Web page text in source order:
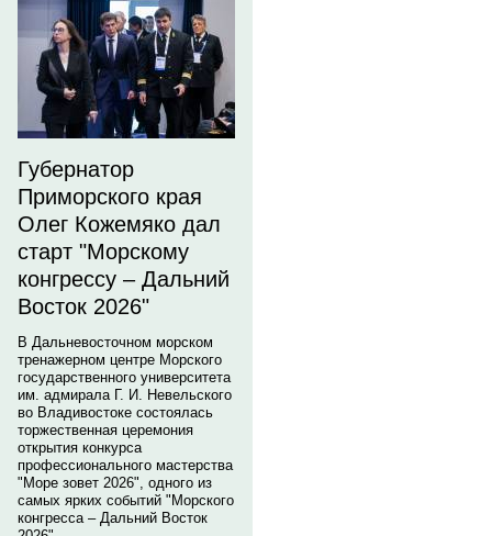
Губернатор
Приморского края
Олег Кожемяко дал
старт "Морскому
конгрессу – Дальний
Восток 2026"
В Дальневосточном морском
тренажерном центре Морского
государственного университета
им. адмирала Г. И. Невельского
во Владивостоке состоялась
торжественная церемония
открытия конкурса
профессионального мастерства
"Море зовет 2026", одного из
самых ярких событий "Морского
конгресса – Дальний Восток